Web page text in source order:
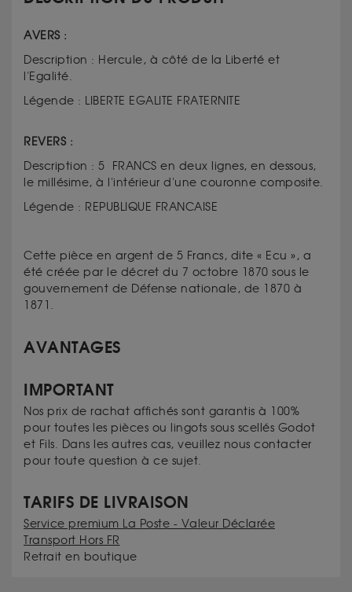
AVERS :
Description : Hercule, à côté de la Liberté et
l'Egalité.
Légende : LIBERTE EGALITE FRATERNITE
REVERS :
Description : 5 FRANCS en deux lignes, en dessous,
le millésime, à l'intérieur d'une couronne composite.
Légende : REPUBLIQUE FRANCAISE
Cette pièce en argent de 5 Francs, dite « Ecu », a
été créée par le décret du 7 octobre 1870 sous le
gouvernement de Défense nationale, de 1870 à
1871.
AVANTAGES
IMPORTANT
Nos prix de rachat affichés sont garantis à 100%
pour toutes les pièces ou lingots sous scellés Godot
et Fils. Dans les autres cas, veuillez nous contacter
pour toute question à ce sujet.
TARIFS DE LIVRAISON
Service premium La Poste - Valeur Déclarée
Transport Hors FR
Retrait en boutique